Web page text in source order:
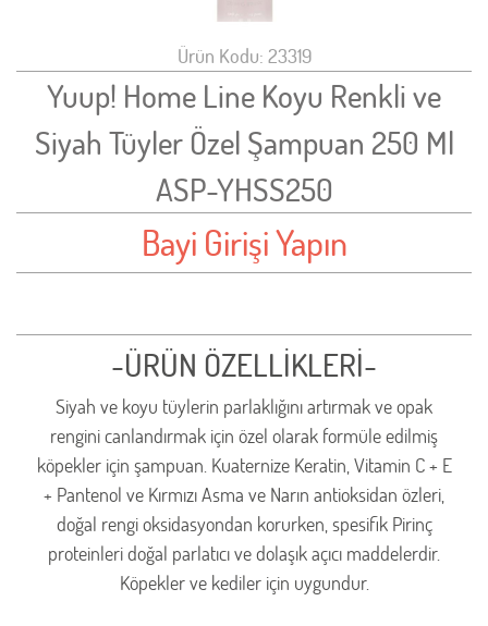
Ürün Kodu: 23319
Yuup! Home Line Koyu Renkli ve
Siyah Tüyler Özel Şampuan 250 Ml
ASP-YHSS250
Bayi Girişi Yapın
-ÜRÜN ÖZELLİKLERİ-
Siyah ve koyu tüylerin parlaklığını artırmak ve opak
rengini canlandırmak için özel olarak formüle edilmiş
köpekler için şampuan. Kuaternize Keratin, Vitamin C + E
+ Pantenol ve Kırmızı Asma ve Narın antioksidan özleri,
doğal rengi oksidasyondan korurken, spesifik Pirinç
proteinleri doğal parlatıcı ve dolaşık açıcı maddelerdir.
Köpekler ve kediler için uygundur.